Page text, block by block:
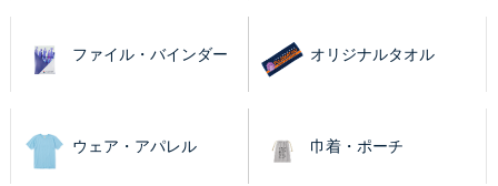
ファイル・バインダー オリジナルタオル
ウェア・アパレル 巾着・ポーチ